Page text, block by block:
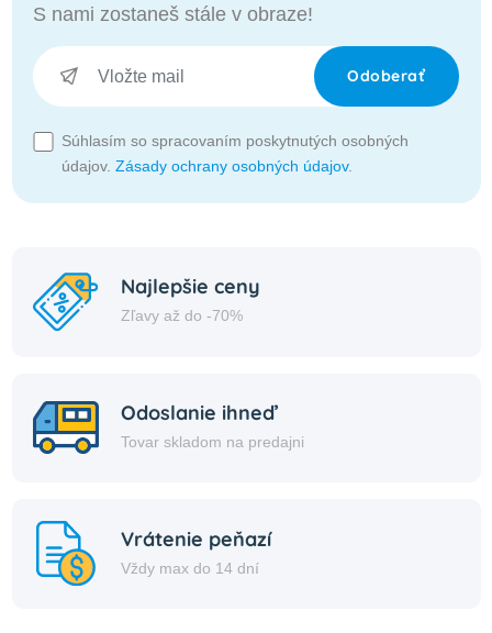
S nami zostaneš stále v obraze!
Odoberať
Súhlasím so spracovaním poskytnutých osobných
údajov. Zásady ochrany osobných údajov.
Najlepšie ceny
Zľavy až do -70%
Odoslanie ihneď
Tovar skladom na predajni
Vrátenie peňazí
Vždy max do 14 dní